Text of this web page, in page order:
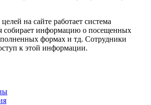
на сайте работает система
собирает информацию о посещенных
формах и тд. Сотрудники
к этой информации.